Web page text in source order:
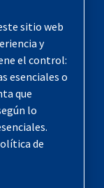
sitio web
y
el control:
esenciales o
que
lo
de